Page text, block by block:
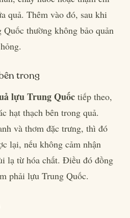
quả. Thêm vào đó, sau khi
thường không bảo quản
trong
lựu Trung Quốc tiếp theo,
hạt thạch bên trong quả.
và thơm đặc trưng, thì đó
lại, nếu không cảm nhận
lạ từ hóa chất. Điều đó đồng
phải lựu Trung Quốc.